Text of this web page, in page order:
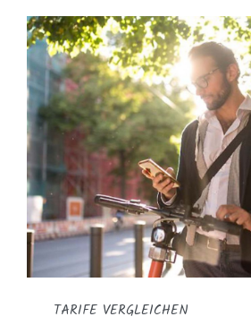
TARIFE VERGLEICHEN